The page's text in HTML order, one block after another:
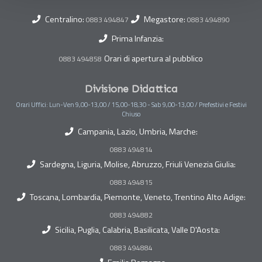
Centralino: 0883 494847 Megastore: 0883 494890
Prima Infanzia:
0883 494858 Orari di apertura al pubblico
Divisione Didattica
Orari Uffici: Lun-Ven 9,00-13,00 / 15,00-18,30 - Sab 9,00-13,00 / Prefestivi e Festivi
Chiuso
Campania, Lazio, Umbria, Marche:
0883 494814
Sardegna, Liguria, Molise, Abruzzo, Friuli Venezia Giulia:
0883 494815
Toscana, Lombardia, Piemonte, Veneto, Trentino Alto Adige:
0883 494882
Sicilia, Puglia, Calabria, Basilicata, Valle D'Aosta:
0883 494884